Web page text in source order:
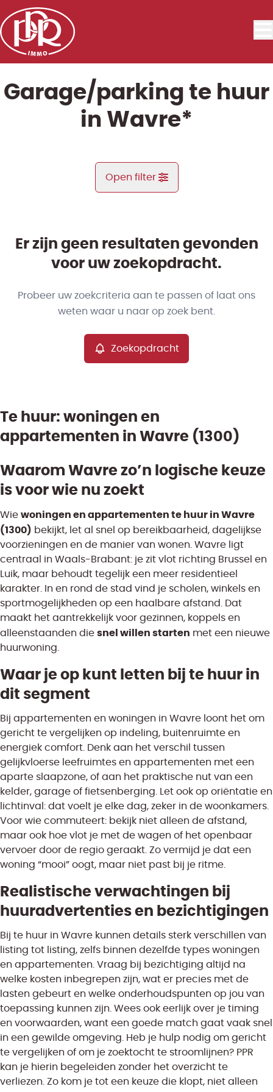
Ga naar hoofdinhoud
Garage/parking te huur
in Wavre*
Open filter
Limal* (1300)
Remove
Garage/parking
Remove
Kaartweergave
Zoekopdracht Sorteer op
Er zijn geen resultaten gevonden
voor uw zoekopdracht.
Probeer uw zoekcriteria aan te passen of laat ons
weten waar u naar op zoek bent.
Zoekopdracht
Te huur: woningen en
appartementen in Wavre (1300)
Waarom Wavre zo’n logische keuze
is voor wie nu zoekt
Wie woningen en appartementen te huur in Wavre
(1300) bekijkt, let al snel op bereikbaarheid, dagelijkse
voorzieningen en de manier van wonen. Wavre ligt
centraal in Waals-Brabant: je zit vlot richting Brussel en
Luik, maar behoudt tegelijk een meer residentieel
karakter. In en rond de stad vind je scholen, winkels en
sportmogelijkheden op een haalbare afstand. Dat
maakt het aantrekkelijk voor gezinnen, koppels en
alleenstaanden die snel willen starten met een nieuwe
huurwoning.
Waar je op kunt letten bij te huur in
dit segment
Bij appartementen en woningen in Wavre loont het om
gericht te vergelijken op indeling, buitenruimte en
energiek comfort. Denk aan het verschil tussen
gelijkvloerse leefruimtes en appartementen met een
aparte slaapzone, of aan het praktische nut van een
kelder, garage of fietsenberging. Let ook op oriëntatie en
lichtinval: dat voelt je elke dag, zeker in de woonkamers.
Voor wie commuteert: bekijk niet alleen de afstand,
maar ook hoe vlot je met de wagen of het openbaar
vervoer door de regio geraakt. Zo vermijd je dat een
woning “mooi” oogt, maar niet past bij je ritme.
Realistische verwachtingen bij
huuradvertenties en bezichtigingen
Bij te huur in Wavre kunnen details sterk verschillen van
listing tot listing, zelfs binnen dezelfde types woningen
en appartementen. Vraag bij bezichtiging altijd na
welke kosten inbegrepen zijn, wat er precies met de
lasten gebeurt en welke onderhoudspunten op jou van
toepassing kunnen zijn. Wees ook eerlijk over je timing
en voorwaarden, want een goede match gaat vaak snel
in een gewilde omgeving. Heb je hulp nodig om gericht
te vergelijken of om je zoektocht te stroomlijnen? PPR
kan je hierin begeleiden zonder het overzicht te
verliezen. Zo kom je tot een keuze die klopt, niet alleen